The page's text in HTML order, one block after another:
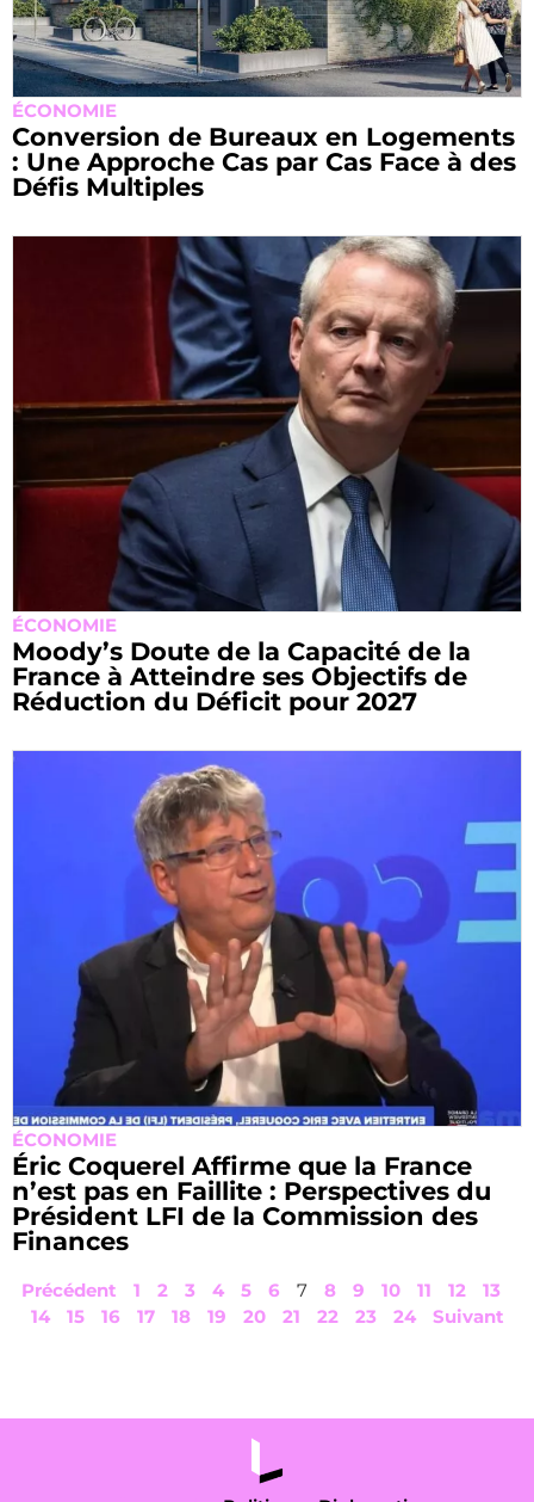
ÉCONOMIE
Conversion de Bureaux en Logements
: Une Approche Cas par Cas Face à des
Défis Multiples
ÉCONOMIE
Moody’s Doute de la Capacité de la
France à Atteindre ses Objectifs de
Réduction du Déficit pour 2027
ÉCONOMIE
Éric Coquerel Affirme que la France
n’est pas en Faillite : Perspectives du
Président LFI de la Commission des
Finances
Précédent 1 2 3 4 5 6 7 8 9 10 11 12
13
14
15 16 17 18 19 20 21 22 23 24 Suivant